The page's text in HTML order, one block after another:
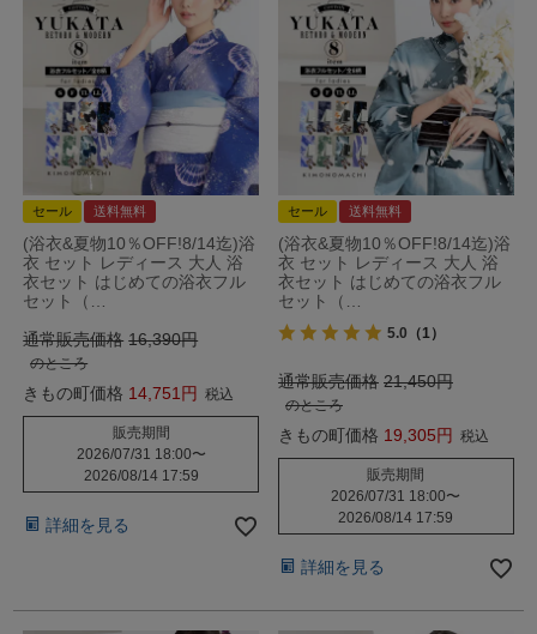
セール 送料無料
(浴衣&夏物10％OFF!8/14迄)浴
衣 セット レディース 大人 浴
衣セット はじめての浴衣フル
セット（…
通常販売価格 16,390
のところ
きもの町価格 14,751 税込
販売期間
2026/07/31 18:00〜
2026/08/14 17:59
詳細を見る
セール 送料無料
(浴衣&夏物10％OFF!8/14迄)浴
衣 セット レディース 大人 浴
衣セット はじめての浴衣フル
セット（…
5.0 （1）
通常販売価格 21,450
のところ
きもの町価格 19,305 税込
販売期間
2026/07/31 18:00〜
2026/08/14 17:59
詳細を見る